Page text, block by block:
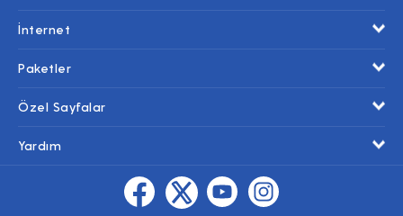
İnternet
Paketler
Özel Sayfalar
Yardım